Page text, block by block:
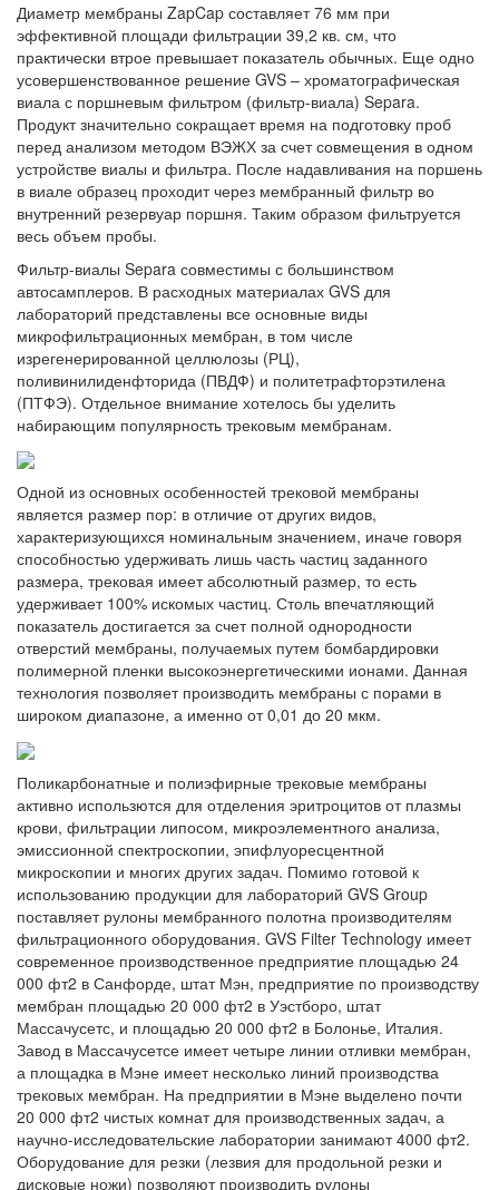
Диаметр мембраны ZapCap составляет 76 мм при
эффективной площади фильтрации 39,2 кв. см, что
практически втрое превышает показатель обычных. Еще одно
усовершенствованное решение GVS – хроматографическая
виала с поршневым фильтром (фильтр-виала) Separa.
Продукт значительно сокращает время на подготовку проб
перед анализом методом ВЭЖХ за счет совмещения в одном
устройстве виалы и фильтра. После надавливания на поршень
в виале образец проходит через мембранный фильтр во
внутренний резервуар поршня. Таким образом фильтруется
весь объем пробы.
Фильтр-виалы Separa совместимы с большинством
автосамплеров. В расходных материалах GVS для
лабораторий представлены все основные виды
микрофильтрационных мембран, в том числе
изрегенерированной целлюлозы (РЦ),
поливинилиденфторида (ПВДФ) и политетрафторэтилена
(ПТФЭ). Отдельное внимание хотелось бы уделить
набирающим популярность трековым мембранам.
Одной из основных особенностей трековой мембраны
является размер пор: в отличие от других видов,
характеризующихся номинальным значением, иначе говоря
способностью удерживать лишь часть частиц заданного
размера, трековая имеет абсолютный размер, то есть
удерживает 100% искомых частиц. Столь впечатляющий
показатель достигается за счет полной однородности
отверстий мембраны, получаемых путем бомбардировки
полимерной пленки высокоэнергетическими ионами. Данная
технология позволяет производить мембраны с порами в
широком диапазоне, а именно от 0,01 до 20 мкм.
Поликарбонатные и полиэфирные трековые мембраны
активно использются для отделения эритроцитов от плазмы
крови, фильтрации липосом, микроэлементного анализа,
эмиссионной спектроскопии, эпифлуоресцентной
микроскопии и многих других задач. Помимо готовой к
использованию продукции для лабораторий GVS Group
поставляет рулоны мембранного полотна производителям
фильтрационного оборудования. GVS Filter Technology имеет
современное производственное предприятие площадью 24
000 фт2 в Санфорде, штат Мэн, предприятие по производству
мембран площадью 20 000 фт2 в Уэстборо, штат
Массачусетс, и площадью 20 000 фт2 в Болонье, Италия.
Завод в Массачусетсе имеет четыре линии отливки мембран,
а площадка в Мэне имеет несколько линий производства
трековых мембран. На предприятии в Мэне выделено почти
20 000 фт2 чистых комнат для производственных задач, а
научно-исследовательские лаборатории занимают 4000 фт2.
Оборудование для резки (лезвия для продольной резки и
дисковые ножи) позволяют производить рулоны